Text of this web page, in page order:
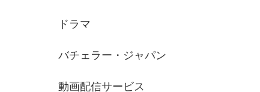
ドラマ
バチェラー・ジャパン
動画配信サービス